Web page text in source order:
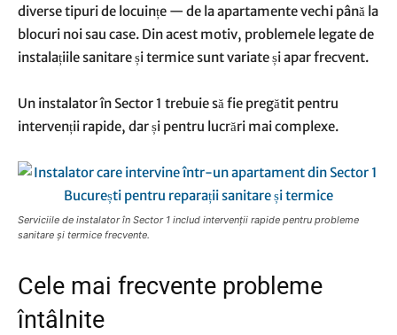
diverse tipuri de locuințe — de la apartamente vechi până la
blocuri noi sau case. Din acest motiv, problemele legate de
instalațiile sanitare și termice sunt variate și apar frecvent.
Un instalator în Sector 1 trebuie să fie pregătit pentru
intervenții rapide, dar și pentru lucrări mai complexe.
Serviciile de instalator în Sector 1 includ intervenții rapide pentru probleme
sanitare și termice frecvente.
Cele mai frecvente probleme
întâlnite